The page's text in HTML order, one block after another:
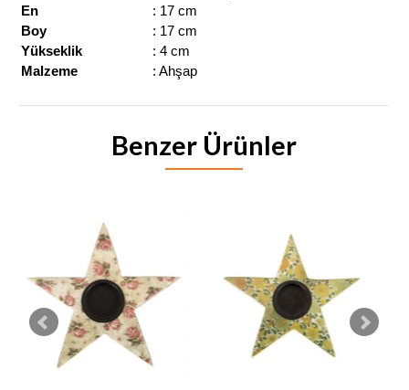
En
: 17 cm
Boy
: 17 cm
Yükseklik
: 4 cm
Malzeme
: Ahşap
Benzer Ürünler